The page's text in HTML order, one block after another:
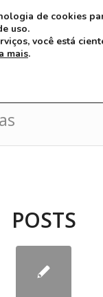
Tag: escolas
POSTS
de cookies
uso.
você está
mais.